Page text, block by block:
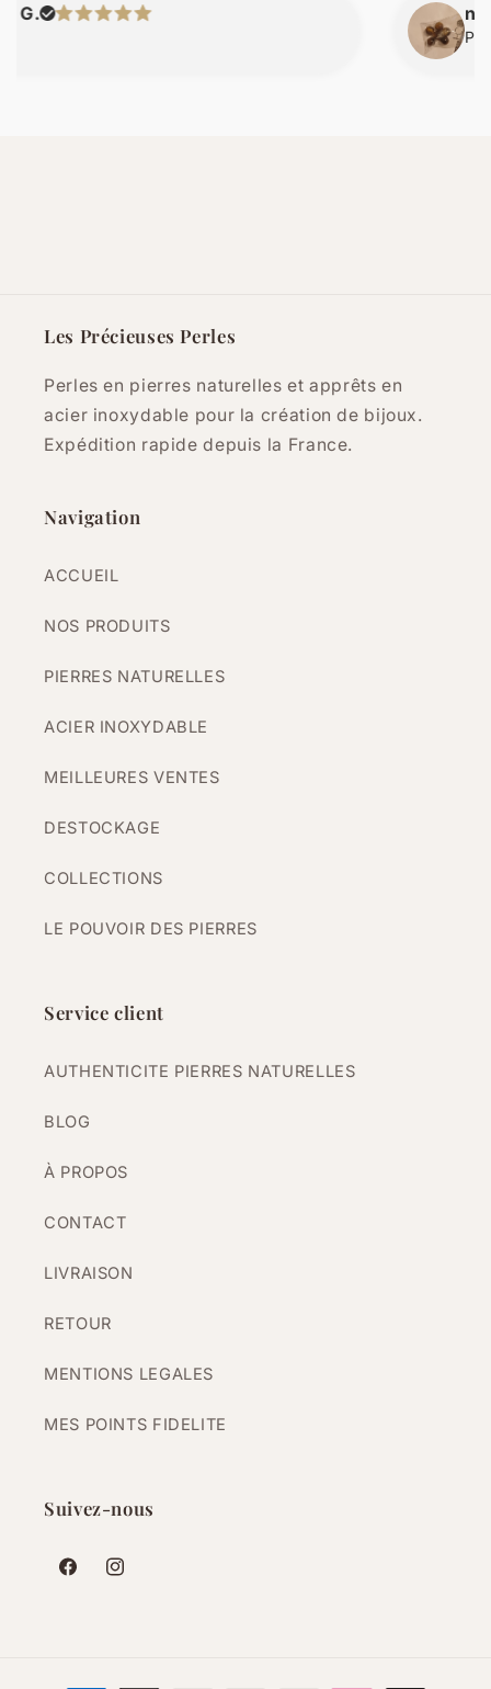
Les Précieuses Perles
Perles en pierres naturelles et apprêts en
acier inoxydable pour la création de bijoux.
Expédition rapide depuis la France.
Navigation
ACCUEIL
NOS PRODUITS
PIERRES NATURELLES
ACIER INOXYDABLE
MEILLEURES VENTES
DESTOCKAGE
COLLECTIONS
LE POUVOIR DES PIERRES
Service client
AUTHENTICITE PIERRES NATURELLES
BLOG
À PROPOS
CONTACT
LIVRAISON
RETOUR
MENTIONS LEGALES
MES POINTS FIDELITE
Suivez-nous
FacebookInstagram